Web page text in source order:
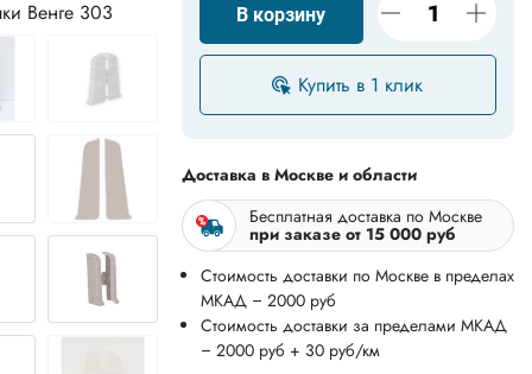
Венге 303 В корзину
Купить в 1 клик
Доставка в Москве и области
Бесплатная доставка по Москве
при заказе от 15 000 руб
Стоимость доставки по Москве в пределах
МКАД – 2000 руб
Стоимость доставки за пределами МКАД
– 2000 руб + 30 руб/км